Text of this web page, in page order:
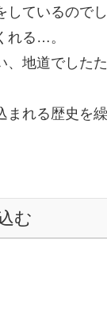
ているのでし
れる…。
地道でした
れる歴史を
む